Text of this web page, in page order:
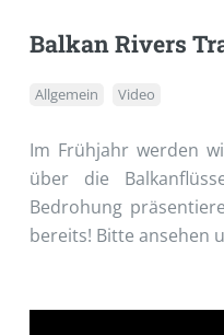
Balkan Rivers
Allgemein Video
Im Frühjahr werden
über die
Bedrohung
bereits! Bitte ansehen